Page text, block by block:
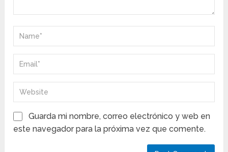
Guarda mi nombre, correo electrónico y web en
este navegador para la próxima vez que comente.